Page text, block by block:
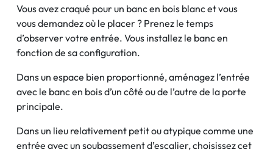
Vous avez craqué pour un banc en bois blanc et vous
vous demandez où le placer ? Prenez le temps
d’observer votre entrée. Vous installez le banc en
fonction de sa configuration.
Dans un espace bien proportionné, aménagez l’entrée
avec le banc en bois d’un côté ou de l’autre de la porte
principale.
Dans un lieu relativement petit ou atypique comme une
entrée avec un soubassement d’escalier, choisissez cet